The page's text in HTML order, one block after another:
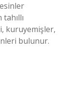
kuruyemişler,
bulunur.